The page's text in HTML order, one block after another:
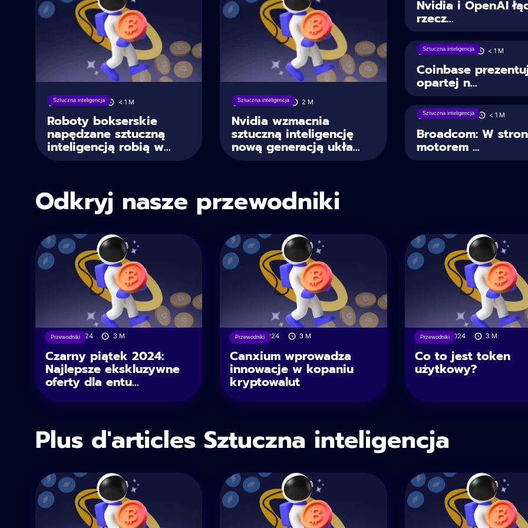
Sztuczna inteligencja
27/05/2025 < 1 M
Roboty bokserskie
napędzane sztuczną
inteligencją robią w...
Sztuczna inteligencja
19/05/2025 2 M
Nvidia wzmacnia
sztuczną inteligencję
nową generacją ukła...
Nvidia i OpenAI
rzecz...
Sztuczna inteligencja
07/05/2025 < 1 M
Coinbase
opartej n...
Sztuczna inteligencja
30/04/2025 < 1 M
Broadcom: W
motorem ...
Odkryj nasze przewodniki
Przewodniki
29/11/2024 3 M
Czarny piątek 2024:
Najlepsze ekskluzywne
oferty dla entu...
Przewodniki
09/10/2024 3 M
Canxium wprowadza
innowacje w kopaniu
kryptowalut
Przewodniki
29/07/2024 3 M
Co to jest token
użytkowy?
Plus d'articles Sztuczna inteligencja